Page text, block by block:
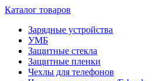
Каталог товаров
Зарядные устройства
УМБ
Защитные стекла
Защитные пленки
Чехлы для телефонов